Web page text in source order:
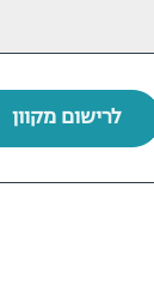
לרישום מקוון